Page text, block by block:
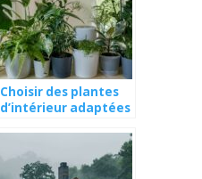
Choisir des plantes
d’intérieur adaptées